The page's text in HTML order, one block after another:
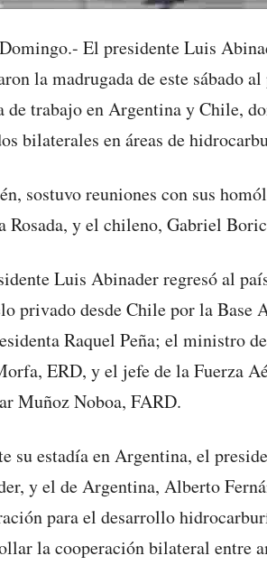
El presidente Luis
la madrugada de este sábado
de trabajo en Argentina y Chile,
bilaterales en áreas de
sostuvo reuniones con sus
Rosada, y el chileno, Gabriel
Luis Abinader regresó al
privado desde Chile por la Base
Raquel Peña; el ministro
ERD, y el jefe de la Fuerza
Muñoz Noboa, FARD.
su estadía en Argentina, el
y el de Argentina, Alberto
para el desarrollo
la cooperación bilateral entre